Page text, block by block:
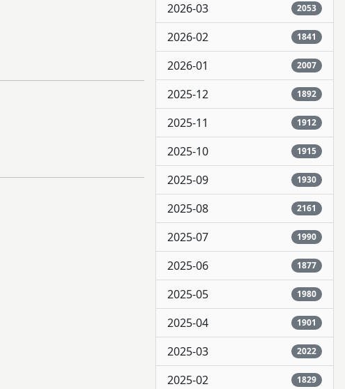
2026-03 2053
2026-02 1841
2026-01 2007
2025-12 1892
2025-11 1912
2025-10 1915
2025-09 1930
2025-08 2161
2025-07 1990
2025-06 1877
2025-05 1980
2025-04 1901
2025-03 2022
2025-02 1829